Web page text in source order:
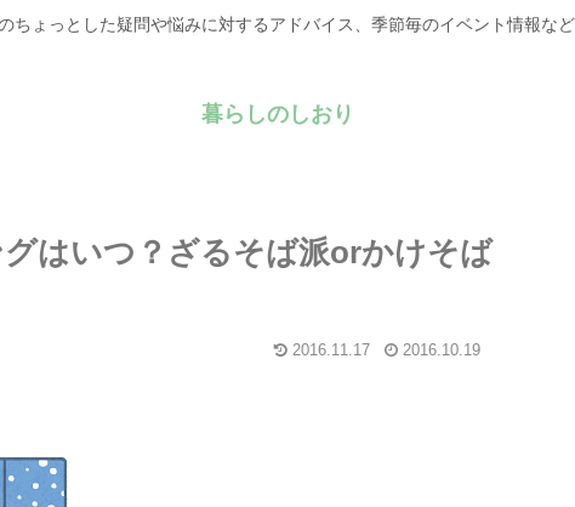
ちょっとした疑問や悩みに対するアドバイス、季節毎のイベント情報な
暮らしのしおり
はいつ？ざるそば派orかけそば
2016.11.17 2016.10.19